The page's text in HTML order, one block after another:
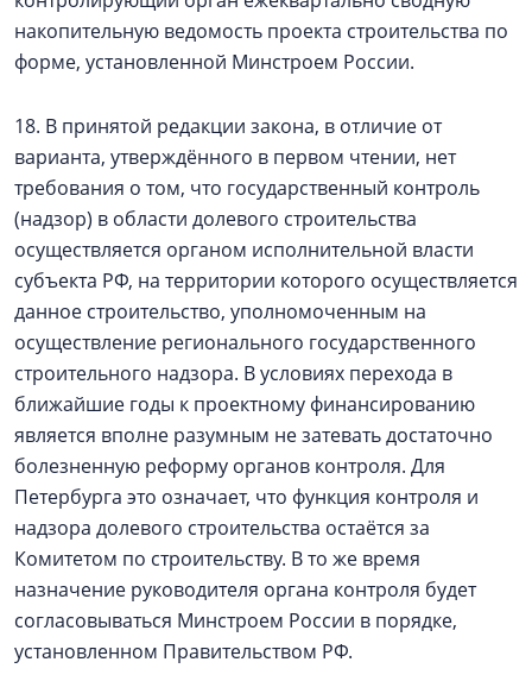
накопительную ведомость проекта строительства по
форме, установленной Минстроем России.
18. В принятой редакции закона, в отличие от
варианта, утверждённого в первом чтении, нет
требования о том, что государственный контроль
(надзор) в области долевого строительства
осуществляется органом исполнительной власти
субъекта РФ, на территории которого осуществляется
данное строительство, уполномоченным на
осуществление регионального государственного
строительного надзора. В условиях перехода в
ближайшие годы к проектному финансированию
является вполне разумным не затевать достаточно
болезненную реформу органов контроля. Для
Петербурга это означает, что функция контроля и
надзора долевого строительства остаётся за
Комитетом по строительству. В то же время
назначение руководителя органа контроля будет
согласовываться Минстроем России в порядке,
установленном Правительством РФ.